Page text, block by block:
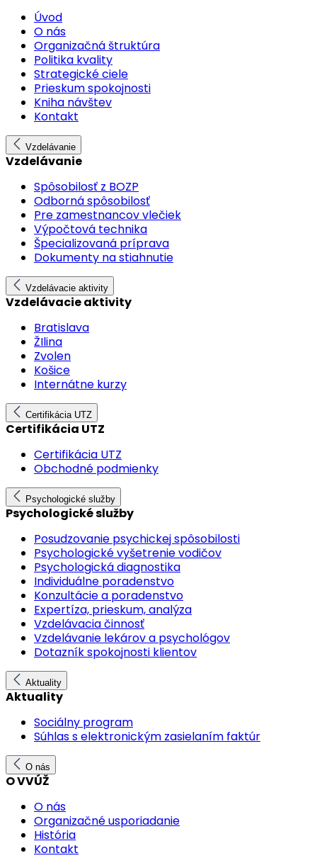
Úvod
O nás
Organizačná štruktúra
Politika kvality
Strategické ciele
Prieskum spokojnosti
Kniha návštev
Kontakt
Vzdelávanie
Vzdelávanie
Spôsobilosť z BOZP
Odborná spôsobilosť
Pre zamestnancov vlečiek
Výpočtová technika
Špecializovaná príprava
Dokumenty na stiahnutie
Vzdelávacie aktivity
Vzdelávacie aktivity
Bratislava
ŽIlina
Zvolen
Košice
Internátne kurzy
Certifikácia UTZ
Certifikácia UTZ
Certifikácia UTZ
Obchodné podmienky
Psychologické služby
Psychologické služby
Posudzovanie psychickej spôsobilosti
Psychologické vyšetrenie vodičov
Psychologická diagnostika
Individuálne poradenstvo
Konzultácie a poradenstvo
Expertíza, prieskum, analýza
Vzdelávacia činnosť
Vzdelávanie lekárov a psychológov
Dotazník spokojnosti klientov
Aktuality
Aktuality
Sociálny program
Súhlas s elektronickým zasielaním faktúr
O nás
O VVÚŽ
O nás
Organizačné usporiadanie
História
Kontakt